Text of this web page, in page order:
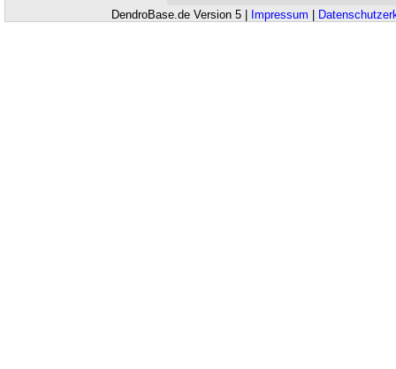
DendroBase.de Version 5 | Impressum